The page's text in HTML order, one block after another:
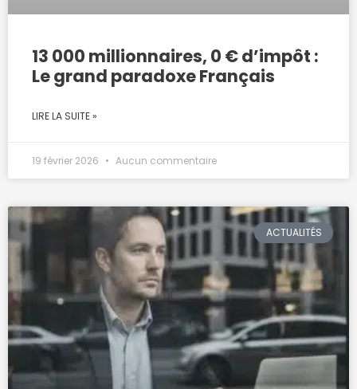
13 000 millionnaires, 0 € d’impôt :
Le grand paradoxe Français
LIRE LA SUITE »
19 février 2026 Aucun commentaire
ACTUALITÉS